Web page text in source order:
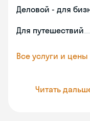
Деловой - для
Для путешествий
Все услуги и цены
Читать